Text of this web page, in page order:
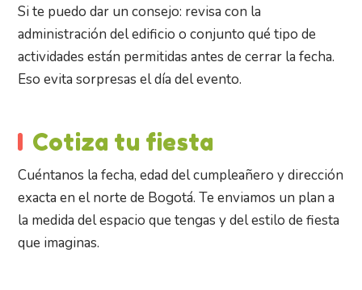
Si te puedo dar un consejo: revisa con la
administración del edificio o conjunto qué tipo de
actividades están permitidas antes de cerrar la fecha.
Eso evita sorpresas el día del evento.
Cotiza tu fiesta
Cuéntanos la fecha, edad del cumpleañero y dirección
exacta en el norte de Bogotá. Te enviamos un plan a
la medida del espacio que tengas y del estilo de fiesta
que imaginas.